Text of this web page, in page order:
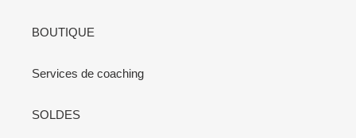
BOUTIQUE
Services de coaching
SOLDES